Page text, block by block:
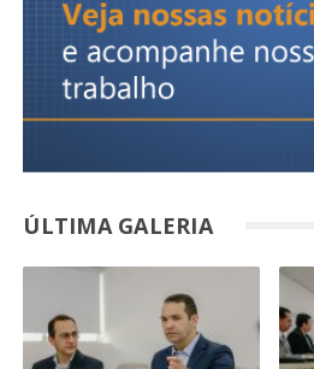
ÚLTIMA GALERIA